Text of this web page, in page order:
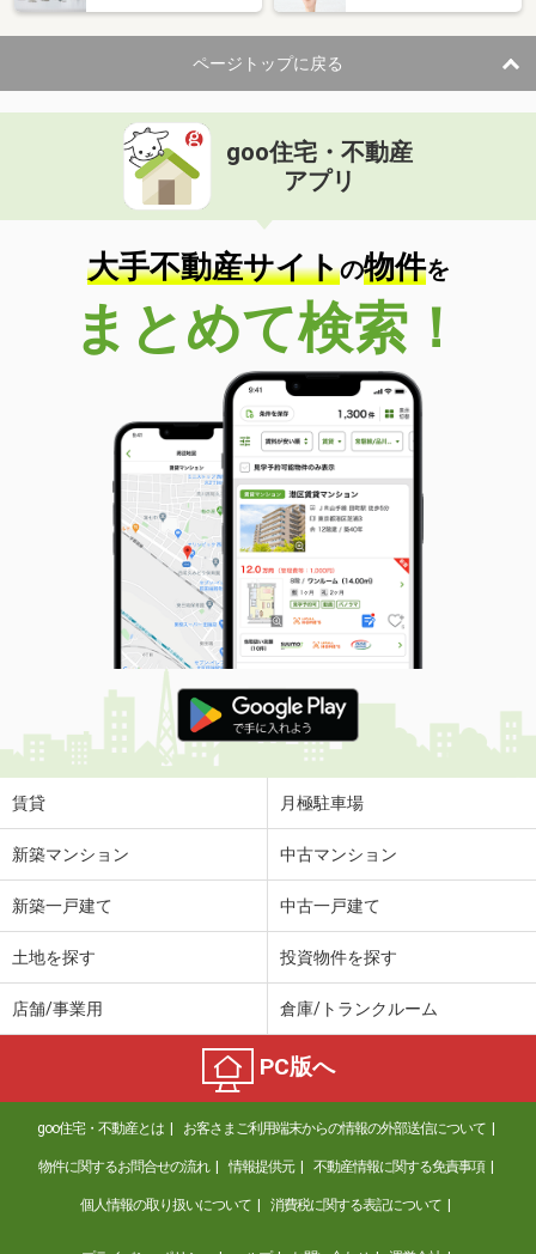
ページトップに戻る
goo住宅・不動産
アプリ
大手不動産サイトの物件を
まとめて検索！
賃貸 月極駐車場
新築マンション 中古マンション
新築一戸建て 中古一戸建て
土地を探す 投資物件を探す
店舗/事業用 倉庫/トランクルーム
PC版へ
goo住宅・不動産とは お客さまご利用端末からの情報の外部送信について
物件に関するお問合せの流れ 情報提供元 不動産情報に関する免責事項
個人情報の取り扱いについて 消費税に関する表記について